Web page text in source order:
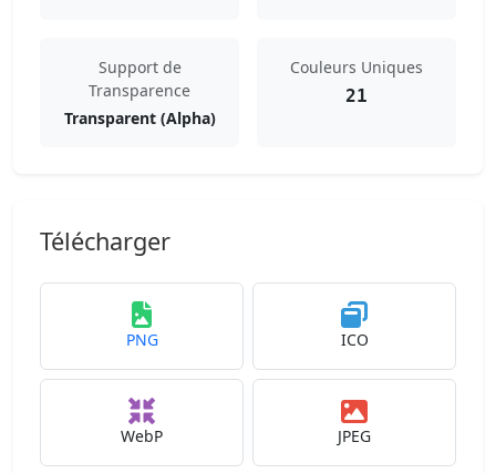
Support de
Transparence
Transparent (Alpha)
Couleurs Uniques
21
Télécharger
PNG ICO
WebP JPEG